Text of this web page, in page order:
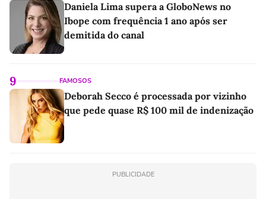
Daniela Lima supera a GloboNews no
Ibope com frequência 1 ano após ser
demitida do canal
9 FAMOSOS
Deborah Secco é processada por vizinho
que pede quase R$ 100 mil de indenização
PUBLICIDADE